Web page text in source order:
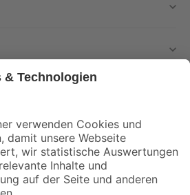
und Aktionen mehr verpassen!